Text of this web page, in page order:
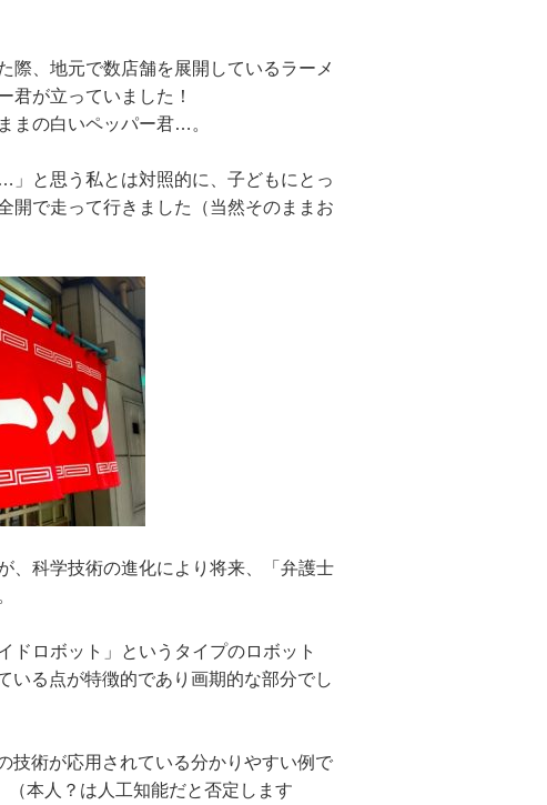
際、地元で数店舗を展開しているラーメ
君が立っていました！
まの白いペッパー君…。
」と思う私とは対照的に、子どもにとっ
開で走って行きました（当然そのままお
、科学技術の進化により将来、「弁護士
ドロボット」というタイプのロボット
いる点が特徴的であり画期的な部分でし
技術が応用されている分かりやすい例で
（本人？は人工知能だと否定します